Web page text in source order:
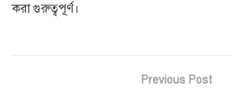
করা গুরুত্বপূর্ণ।
Previous Post